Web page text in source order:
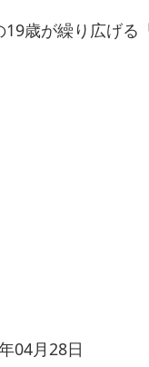
19歳が繰り広げる
04月28日